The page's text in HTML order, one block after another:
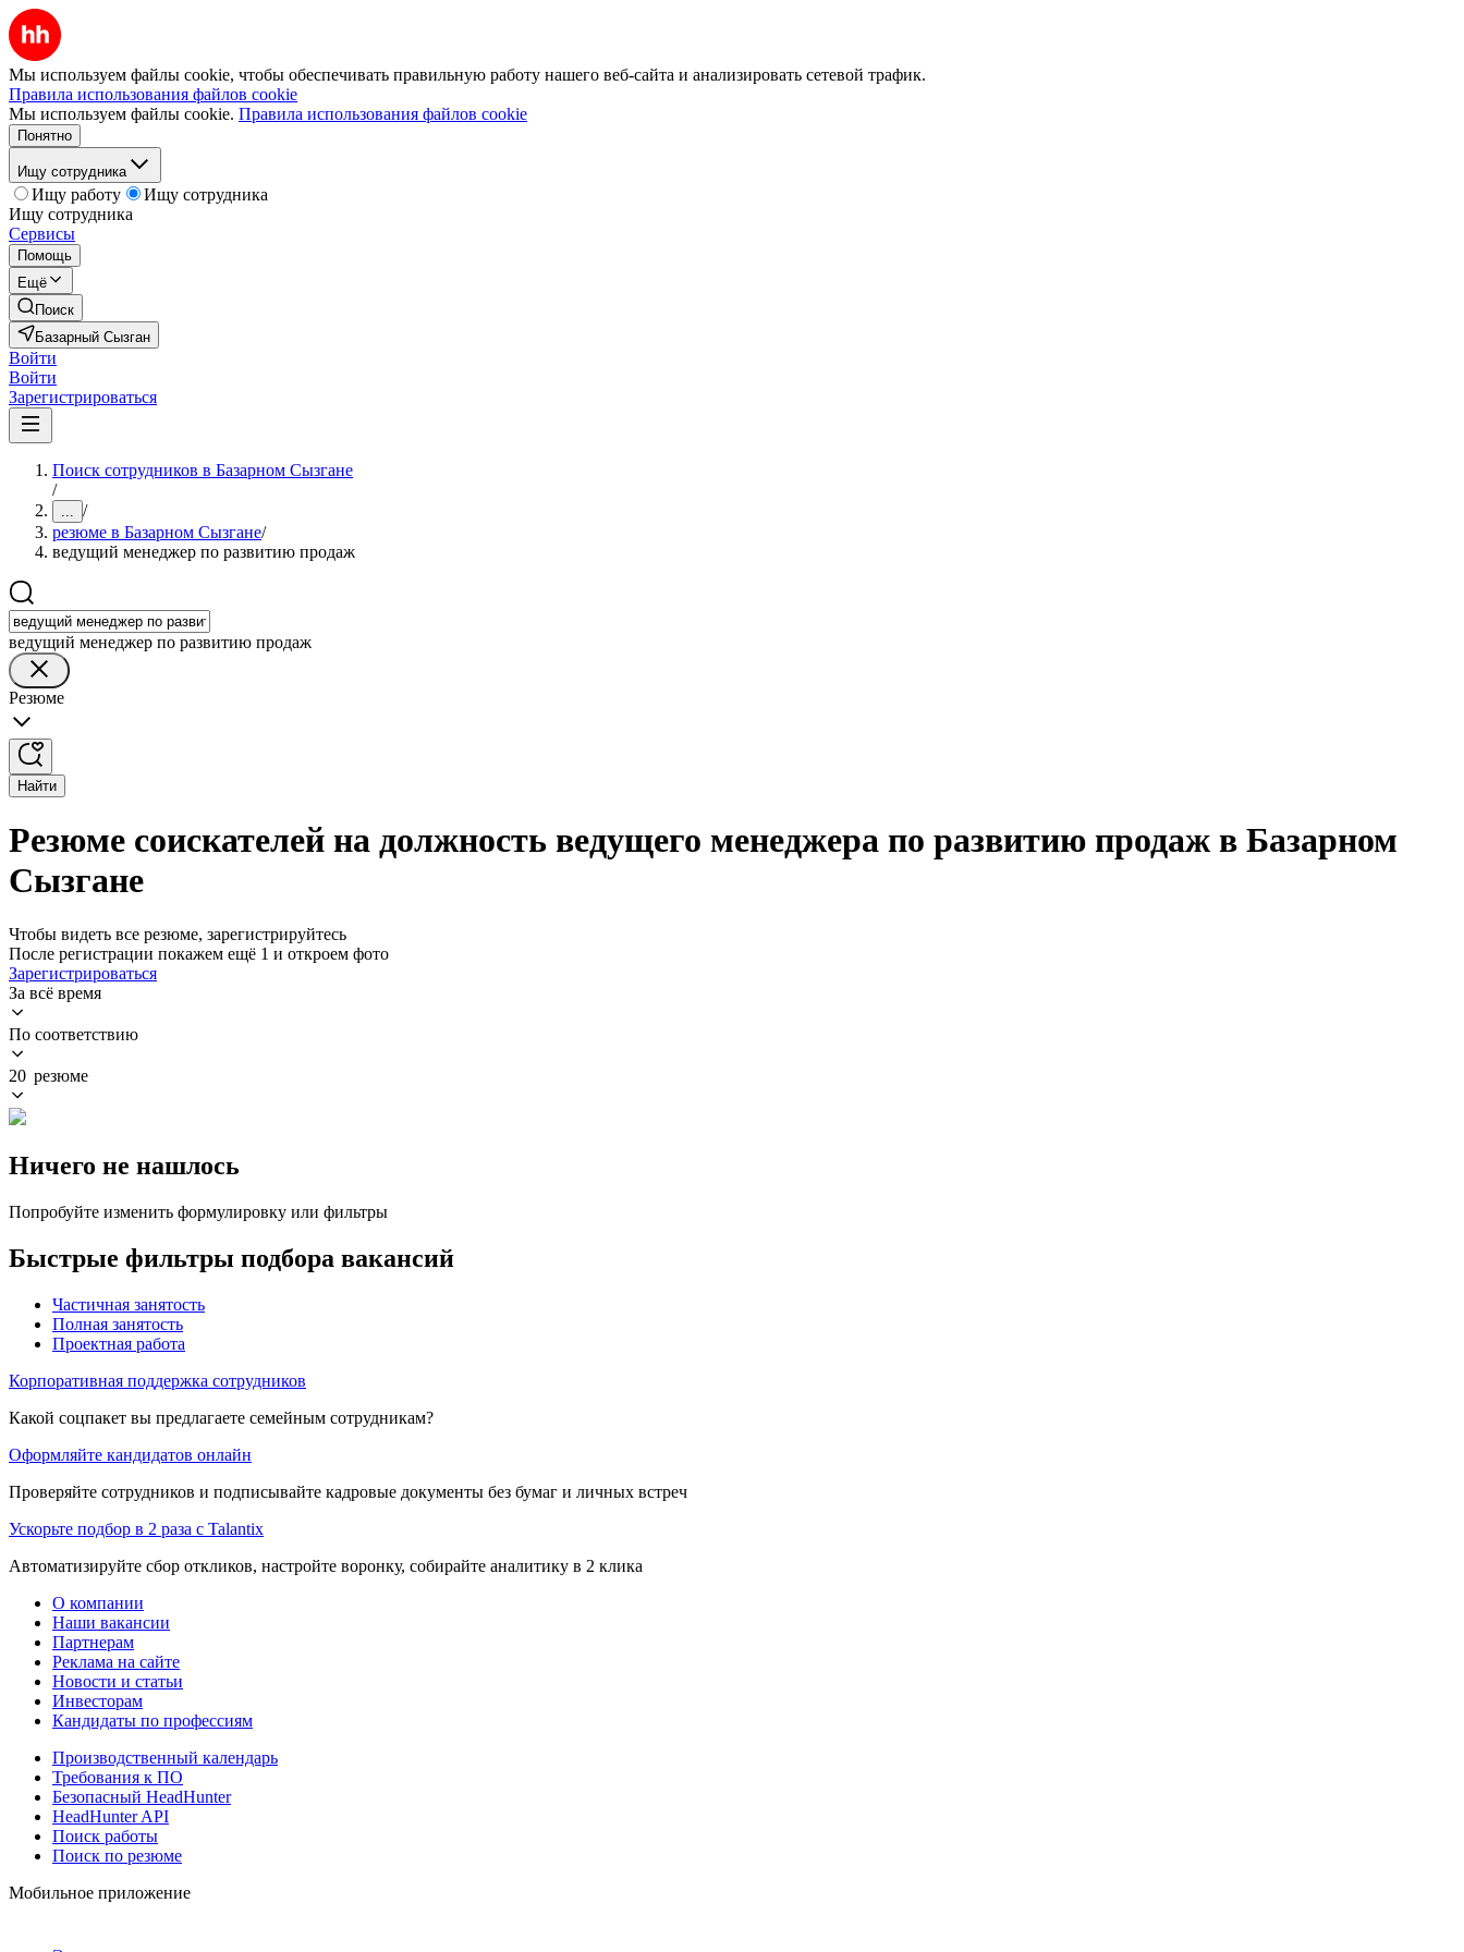
Мы используем файлы cookie, чтобы обеспечивать правильную работу нашего веб-сайта и анализировать сетевой трафик.
Правила использования файлов cookie
Мы используем файлы cookie. Правила использования файлов cookie
Понятно
Ищу сотрудника
Ищу работу
Ищу сотрудника
Ищу сотрудника
Сервисы
Помощь
Ещё
Поиск
Базарный Сызган
Войти
Войти
Зарегистрироваться
Поиск сотрудников в Базарном Сызгане
/
... /
резюме в Базарном Сызгане/
ведущий менеджер по развитию продаж
ведущий менеджер по развитию продаж
Резюме
Найти
Резюме соискателей на должность ведущего менеджера по развитию продаж в Базарном
Сызгане
Чтобы видеть все резюме, зарегистрируйтесь
После регистрации покажем ещё 1 и откроем фото
Зарегистрироваться
За всё время
По соответствию
20 резюме
Ничего не нашлось
Попробуйте изменить формулировку или фильтры
Быстрые фильтры подбора вакансий
Частичная занятость
Полная занятость
Проектная работа
Корпоративная поддержка сотрудников
Какой соцпакет вы предлагаете семейным сотрудникам?
Оформляйте кандидатов онлайн
Проверяйте сотрудников и подписывайте кадровые документы без бумаг и личных встреч
Ускорьте подбор в 2 раза с Talantix
Автоматизируйте сбор откликов, настройте воронку, собирайте аналитику в 2 клика
О компании
Наши вакансии
Партнерам
Реклама на сайте
Новости и статьи
Инвесторам
Кандидаты по профессиям
Производственный календарь
Требования к ПО
Безопасный HeadHunter
HeadHunter API
Поиск работы
Поиск по резюме
Мобильное приложение